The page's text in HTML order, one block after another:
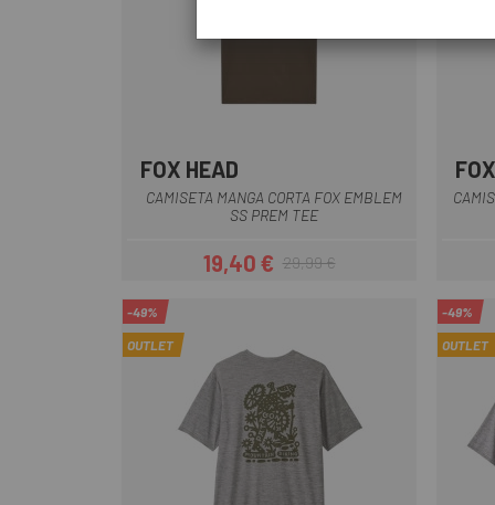
FOX HEAD
CAMISETA MANGA CORTA FOX EMBLEM
SS PREM TEE
Precio
19,40 €Precio regular
29,99 €
-49%
OUTLET
-49%
OUTLET